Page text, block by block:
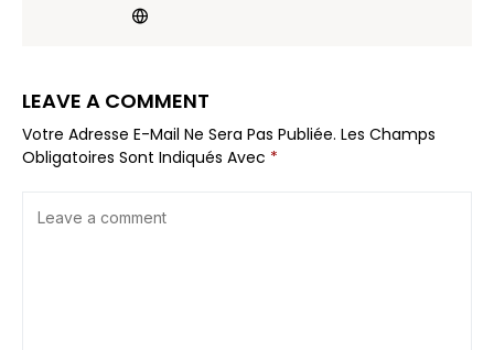
LEAVE A COMMENT
Votre Adresse E-Mail Ne Sera Pas Publiée. Les Champs
Obligatoires Sont Indiqués Avec *